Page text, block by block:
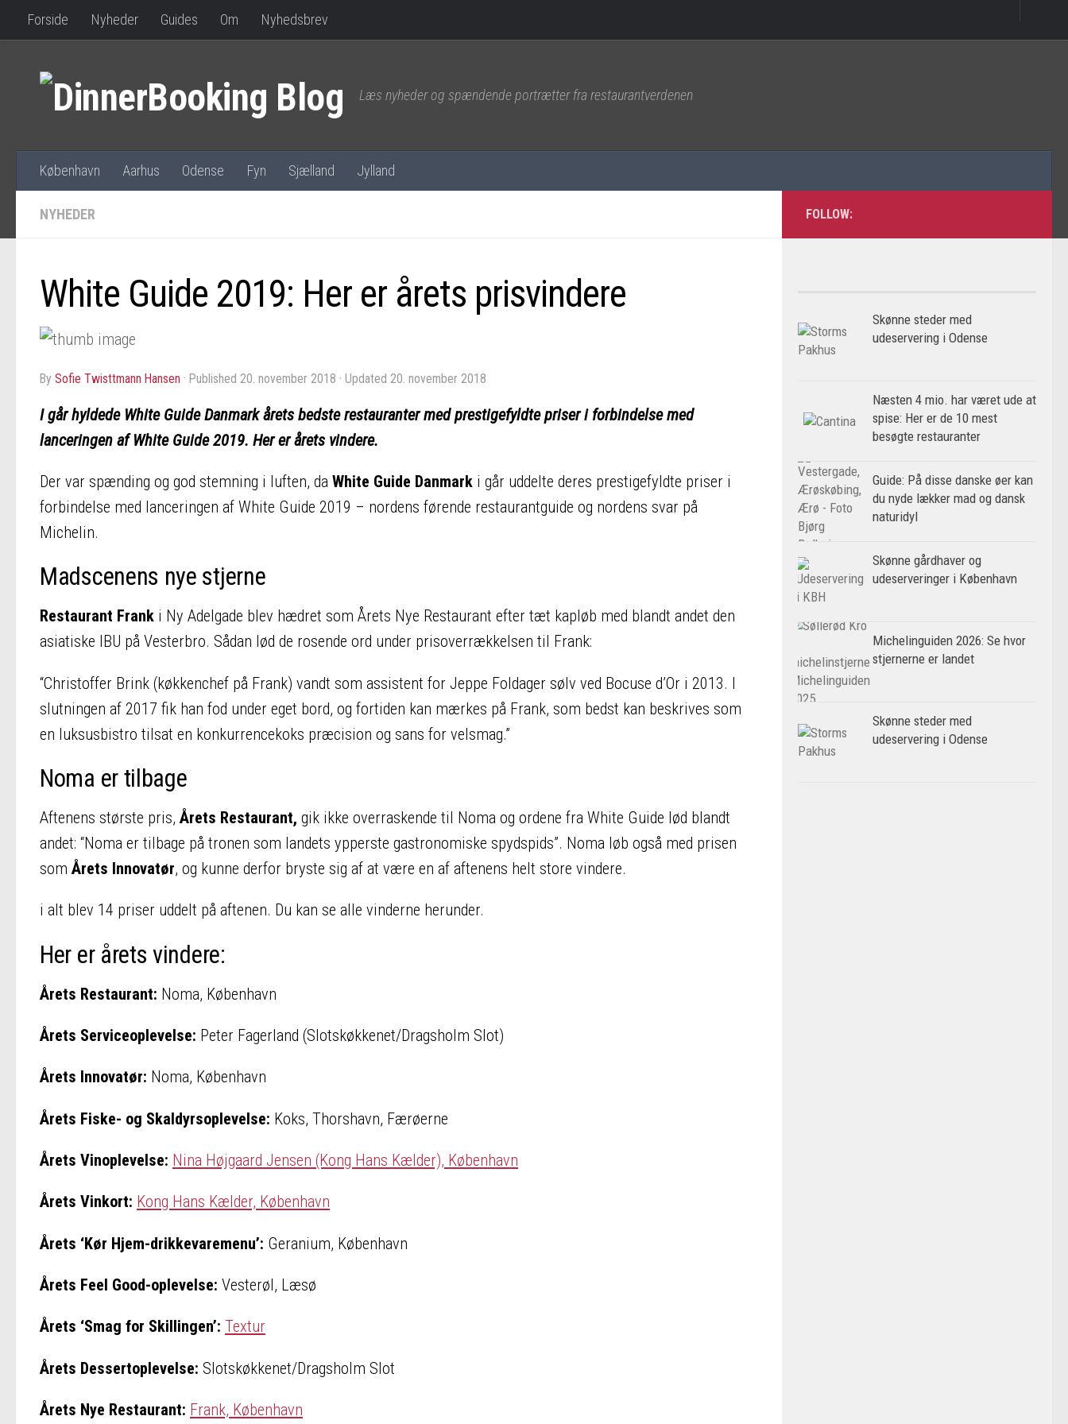
Forside Nyheder Guides Om Nyhedsbrev
Læs nyheder og spændende portrætter fra restaurantverdenen
København Aarhus Odense Fyn Sjælland Jylland
NYHEDER
White Guide 2019: Her er årets prisvindere
by Sofie Twisttmann Hansen · Published 20. november 2018 · Updated 20. november 2018
I går hyldede White Guide Danmark årets bedste restauranter med prestigefyldte priser i forbindelse med
lanceringen af White Guide 2019. Her er årets vindere.
Der var spænding og god stemning i luften, da White Guide Danmark i går uddelte deres prestigefyldte priser i
forbindelse med lanceringen af White Guide 2019 – nordens førende restaurantguide og nordens svar på
Michelin.
Madscenens nye stjerne
Restaurant Frank i Ny Adelgade blev hædret som Årets Nye Restaurant efter tæt kapløb med blandt andet den
asiatiske IBU på Vesterbro. Sådan lød de rosende ord under prisoverrækkelsen til Frank:
“Christoffer Brink (køkkenchef på Frank) vandt som assistent for Jeppe Foldager sølv ved Bocuse d’Or i 2013. I
slutningen af 2017 fik han fod under eget bord, og fortiden kan mærkes på Frank, som bedst kan beskrives som
en luksusbistro tilsat en konkurrencekoks præcision og sans for velsmag.”
Noma er tilbage
Aftenens største pris, Årets Restaurant, gik ikke overraskende til Noma og ordene fra White Guide lød blandt
andet: “Noma er tilbage på tronen som landets ypperste gastronomiske spydspids”. Noma løb også med prisen
som Årets Innovatør, og kunne derfor bryste sig af at være en af aftenens helt store vindere.
i alt blev 14 priser uddelt på aftenen. Du kan se alle vinderne herunder.
Her er årets vindere:
Årets Restaurant: Noma, København
Årets Serviceoplevelse: Peter Fagerland (Slotskøkkenet/Dragsholm Slot)
Årets Innovatør: Noma, København
Årets Fiske- og Skaldyrsoplevelse: Koks, Thorshavn, Færøerne
Årets Vinoplevelse: Nina Højgaard Jensen (Kong Hans Kælder), København
Årets Vinkort: Kong Hans Kælder, København
Årets ‘Kør Hjem-drikkevaremenu’: Geranium, København
Årets Feel Good-oplevelse: Vesterøl, Læsø
Årets ‘Smag for Skillingen’: Textur
Årets Dessertoplevelse: Slotskøkkenet/Dragsholm Slot
Årets Nye Restaurant: Frank, København
FOLLOW:
Skønne steder med
udeservering i Odense
Næsten 4 mio. har været ude at
spise: Her er de 10 mest
besøgte restauranter
Guide: På disse danske øer kan
du nyde lækker mad og dansk
naturidyl
Skønne gårdhaver og
udeserveringer i København
Michelinguiden 2026: Se hvor
stjernerne er landet
Skønne steder med
udeservering i Odense